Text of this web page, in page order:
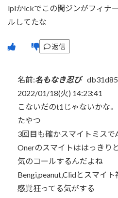
lplかlckでこの間ジンがフィナ
ルしてたな
返信
名前:名もなき忍び
2022/01/18(火) 14:23:41
こないだのt1じゃないかな
たやつ
3回目も確かスマイトミス
Onerのスマイトははっきり
気のコールするんだよね
Bengi,peanut,Clidとスマイ
感覚狂ってる気がする